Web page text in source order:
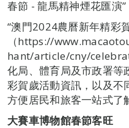
春節 - 龍馬精神煙花匯演”
“澳門2024農曆新年精彩
（https://
hant/article/cny/
化局、體育局及市政署等
彩賀歲活動資訊，以及不
方便居民和旅客一站式了
大賽車博物館春節客旺